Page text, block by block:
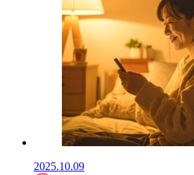
2025.10.09